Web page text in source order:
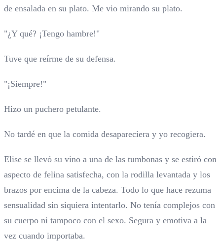
de ensalada en su plato. Me vio mirando su plato.
"¿Y qué? ¡Tengo hambre!"
Tuve que reírme de su defensa.
"¡Siempre!"
Hizo un puchero petulante.
No tardé en que la comida desapareciera y yo recogiera.
Elise se llevó su vino a una de las tumbonas y se estiró con
aspecto de felina satisfecha, con la rodilla levantada y los
brazos por encima de la cabeza. Todo lo que hace rezuma
sensualidad sin siquiera intentarlo. No tenía complejos con
su cuerpo ni tampoco con el sexo. Segura y emotiva a la
vez cuando importaba.